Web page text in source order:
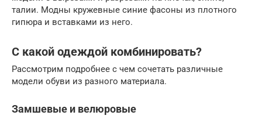
талии. Модны кружевные синие фасоны из плотного
гипюра и вставками из него.
С какой одеждой комбинировать?
Рассмотрим подробнее с чем сочетать различные
модели обуви из разного материала.
Замшевые и велюровые